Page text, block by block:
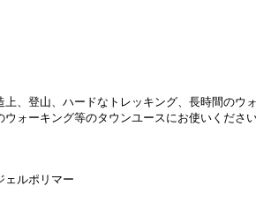
上、登山、ハードなトレッキング、長時間のウ
ウォーキング等のタウンユースにお使いくださ
ェルポリマー